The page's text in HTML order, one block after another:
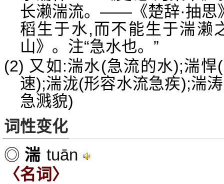
长濑湍流。——《楚辞·抽思
稻生于水,而不能生于湍
山》。注“急水也。”
(2) 又如:湍水(急流的水);湍
速);湍泷(形容水流急疾);湍
急溅貌)
词性变化
◎ 湍 tuān
〈名词〉